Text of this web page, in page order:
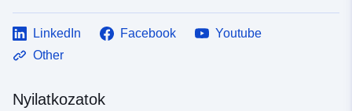
LinkedIn Facebook
Youtube
Other
Nyilatkozatok